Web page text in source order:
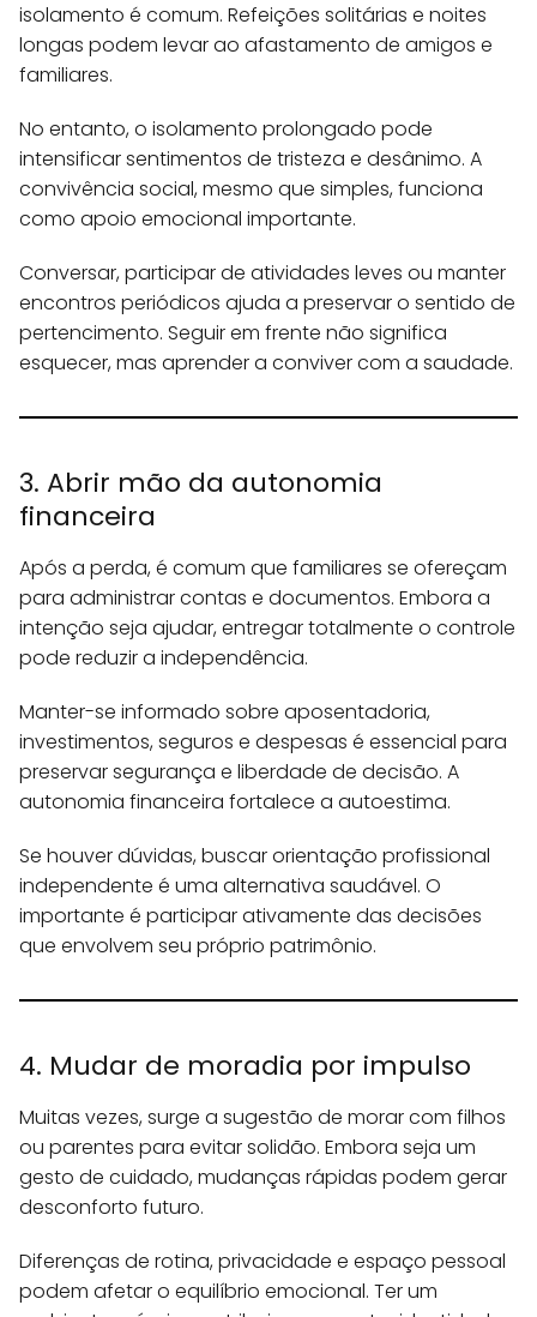
isolamento é comum. Refeições solitárias e noites
longas podem levar ao afastamento de amigos e
familiares.
No entanto, o isolamento prolongado pode
intensificar sentimentos de tristeza e desânimo. A
convivência social, mesmo que simples, funciona
como apoio emocional importante.
Conversar, participar de atividades leves ou manter
encontros periódicos ajuda a preservar o sentido de
pertencimento. Seguir em frente não significa
esquecer, mas aprender a conviver com a saudade.
3. Abrir mão da autonomia
financeira
Após a perda, é comum que familiares se ofereçam
para administrar contas e documentos. Embora a
intenção seja ajudar, entregar totalmente o controle
pode reduzir a independência.
Manter-se informado sobre aposentadoria,
investimentos, seguros e despesas é essencial para
preservar segurança e liberdade de decisão. A
autonomia financeira fortalece a autoestima.
Se houver dúvidas, buscar orientação profissional
independente é uma alternativa saudável. O
importante é participar ativamente das decisões
que envolvem seu próprio patrimônio.
4. Mudar de moradia por impulso
Muitas vezes, surge a sugestão de morar com filhos
ou parentes para evitar solidão. Embora seja um
gesto de cuidado, mudanças rápidas podem gerar
desconforto futuro.
Diferenças de rotina, privacidade e espaço pessoal
podem afetar o equilíbrio emocional. Ter um